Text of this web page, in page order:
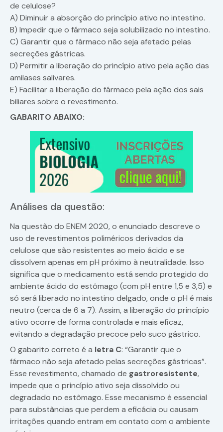
de celulose?
A) Diminuir a absorção do princípio ativo no intestino.
B) Impedir que o fármaco seja solubilizado no intestino.
C) Garantir que o fármaco não seja afetado pelas
secreções gástricas.
D) Permitir a liberação do princípio ativo pela ação das
amilases salivares.
E) Facilitar a liberação do fármaco pela ação dos sais
biliares sobre o revestimento.
GABARITO ABAIXO:
Análises da questão:
Na questão do ENEM 2020, o enunciado descreve o
uso de revestimentos poliméricos derivados da
celulose que são resistentes ao meio ácido e se
dissolvem apenas em pH próximo à neutralidade. Isso
significa que o medicamento está sendo protegido do
ambiente ácido do estômago (com pH entre 1,5 e 3,5) e
só será liberado no intestino delgado, onde o pH é mais
neutro (cerca de 6 a 7). Assim, a liberação do princípio
ativo ocorre de forma controlada e mais eficaz,
evitando a degradação precoce pelo suco gástrico.
O gabarito correto é a letra C: “Garantir que o
fármaco não seja afetado pelas secreções gástricas”.
Esse revestimento, chamado de gastroresistente,
impede que o princípio ativo seja dissolvido ou
degradado no estômago. Esse mecanismo é essencial
para substâncias que perdem a eficácia ou causam
irritações quando entram em contato com o ambiente